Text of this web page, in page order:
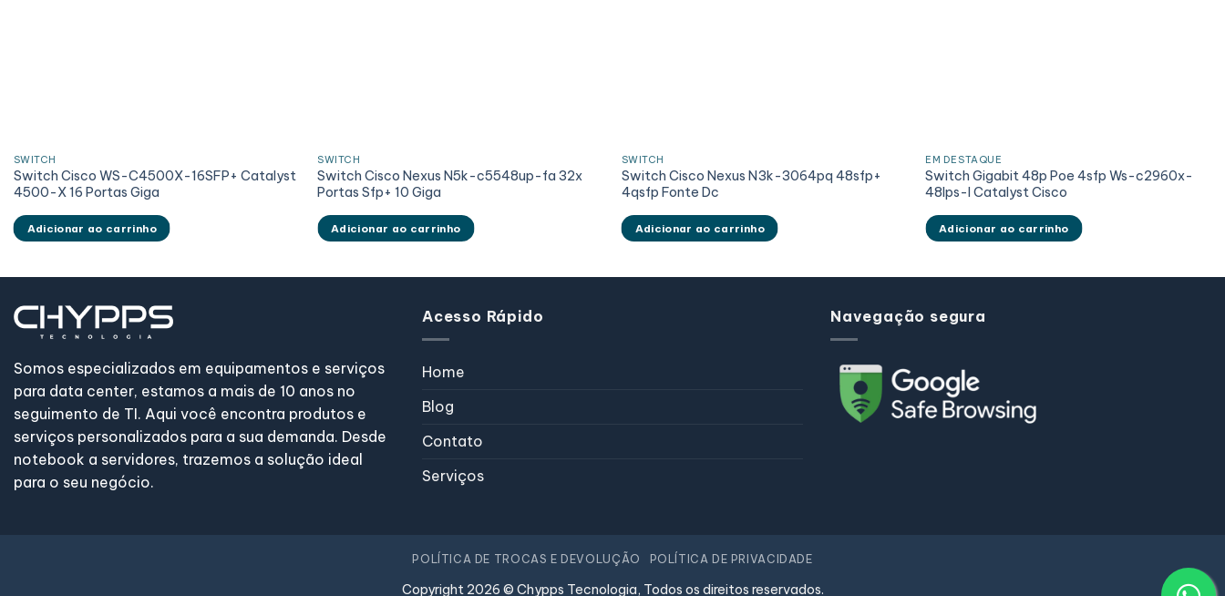
SWITCH
Switch Cisco WS-C4500X-16SFP+ Catalyst
4500-X 16 Portas Giga
Adicionar ao carrinho
SWITCH
Switch Cisco Nexus N5k-c5548up-fa 32x
Portas Sfp+ 10 Giga
Adicionar ao carrinho
SWITCH
Switch Cisco Nexus N3k-3064pq 48sfp+
4qsfp Fonte Dc
Adicionar ao carrinho
EM DESTAQUE
Switch Gigabit 48p Poe 4sfp Ws-c2960x-
48lps-l Catalyst Cisco
Adicionar ao carrinho
Somos especializados em equipamentos e serviços
para data center, estamos a mais de 10 anos no
seguimento de TI. Aqui você encontra produtos e
serviços personalizados para a sua demanda. Desde
notebook a servidores, trazemos a solução ideal
para o seu negócio.
Acesso Rápido
Home
Blog
Contato
Serviços
Navegação segura
POLÍTICA DE TROCAS E DEVOLUÇÃO POLÍTICA DE PRIVACIDADE
Copyright 2026 © Chypps Tecnologia, Todos os direitos reservados.